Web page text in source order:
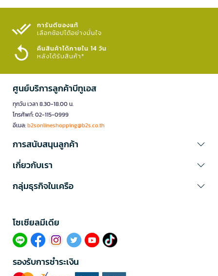
การันตีของแท้
เลือกช้อปได้อย่างมั่นใจ​
คืนสินค้าได้ภายใน 14 วัน
หลังได้รับสินค้า*
ศูนย์บริการลูกค้าบีทูเอส
ทุกวัน เวลา 8.30-18.00 น.
โทรศัพท์: 02-115-0999
อีเมล:b2sonlineshopping@b2s.co.th
การสนับสนุนลูกค้า
เกี่ยวกับเรา
กลุ่มธุรกิจในเครือ
โซเซียลมีเดีย​
รองรับการชำระเงิน